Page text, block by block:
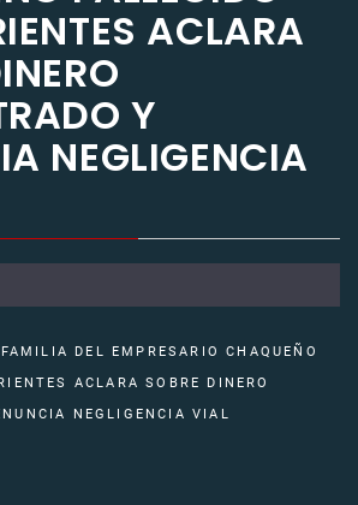
ACLARA
Y
NEGLIGENCIA
FAMILIA DEL EMPRESARIO CHAQUEÑO
ACLARA SOBRE DINERO
NEGLIGENCIA VIAL